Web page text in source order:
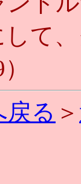
て
戻る ＞